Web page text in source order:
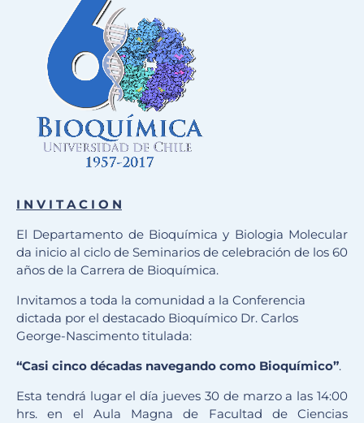
I N V I T A C I O N
El Departamento de Bioquímica y Biologia Molecular
da inicio al ciclo de Seminarios de celebración de los 60
años de la Carrera de Bioquímica.
Invitamos a toda la comunidad a la Conferencia
dictada por el destacado Bioquímico Dr. Carlos
George-Nascimento titulada:
“Casi cinco décadas navegando como Bioquímico”.
Esta tendrá lugar el día jueves 30 de marzo a las 14:00
hrs. en el Aula Magna de Facultad de Ciencias